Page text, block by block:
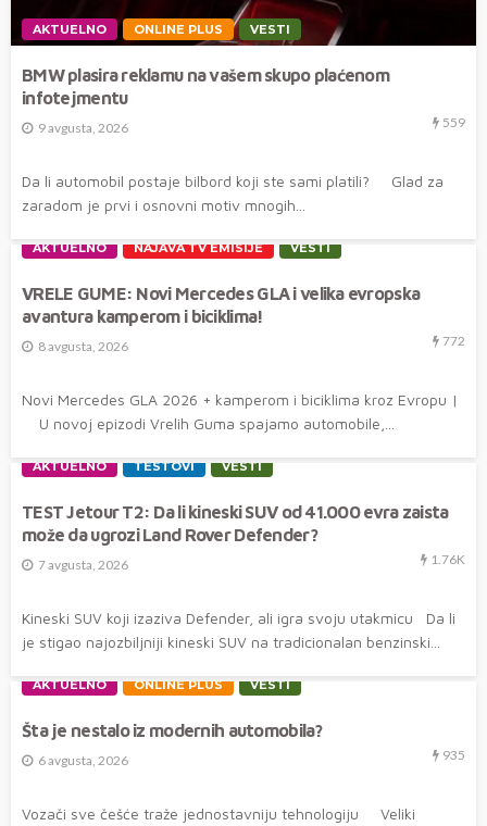
AKTUELNO ONLINE PLUS VESTI
BMW plasira reklamu na vašem skupo plaćenom
infotejmentu
9 avgusta, 2026 559
Da li automobil postaje bilbord koji ste sami platili? Glad za
zaradom je prvi i osnovni motiv mnogih...
AKTUELNO NAJAVA TV EMISIJE VESTI
VRELE GUME: Novi Mercedes GLA i velika evropska
avantura kamperom i biciklima!
8 avgusta, 2026 772
Novi Mercedes GLA 2026 + kamperom i biciklima kroz Evropu |
U novoj epizodi Vrelih Guma spajamo automobile,...
AKTUELNO TESTOVI VESTI
TEST Jetour T2: Da li kineski SUV od 41.000 evra zaista
može da ugrozi Land Rover Defender?
7 avgusta, 2026 1.76K
Kineski SUV koji izaziva Defender, ali igra svoju utakmicu Da li
je stigao najozbiljniji kineski SUV na tradicionalan benzinski...
AKTUELNO ONLINE PLUS VESTI
Šta je nestalo iz modernih automobila?
6 avgusta, 2026 935
Vozači sve češće traže jednostavniju tehnologiju Veliki